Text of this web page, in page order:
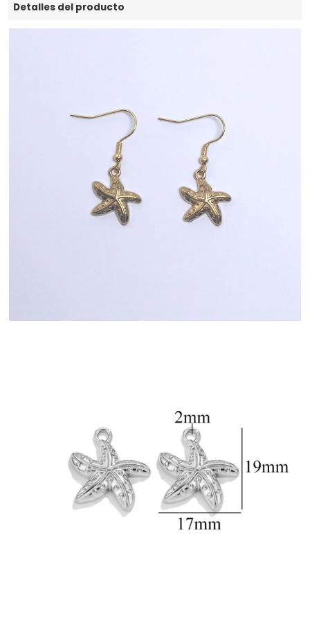
Detalles del producto